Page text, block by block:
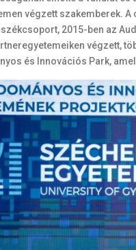
végzett szakemberek.
2015-ben az
végzett,
és Innovációs Park,